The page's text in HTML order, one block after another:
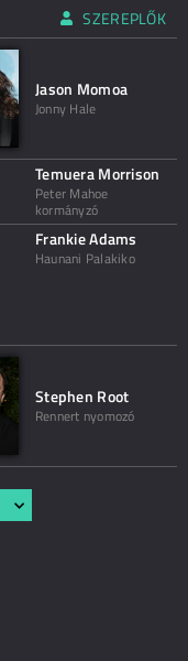
SZEREPLŐK
Jason Momoa
Jonny Hale
Temuera Morrison
Peter Mahoe
kormányzó
Frankie Adams
Haunani Palakiko
Stephen Root
Rennert nyomozó